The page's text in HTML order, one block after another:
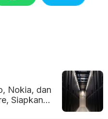
Nokia, dan
Siapkan